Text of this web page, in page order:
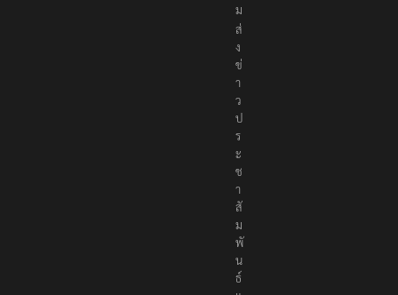
ม
ส่
ง
ข่
า
ว
ป
ร
ะ
ช
า
สั
ม
พั
น
ธ์